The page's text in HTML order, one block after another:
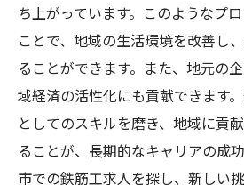
ち上がっています。このようなプ
ことで、地域の生活環境を改善し
ることができます。また、地元の
域経済の活性化にも貢献できます
としてのスキルを磨き、地域に貢
ることが、長期的なキャリアの成
市での鉄筋工求人を探し、新しい